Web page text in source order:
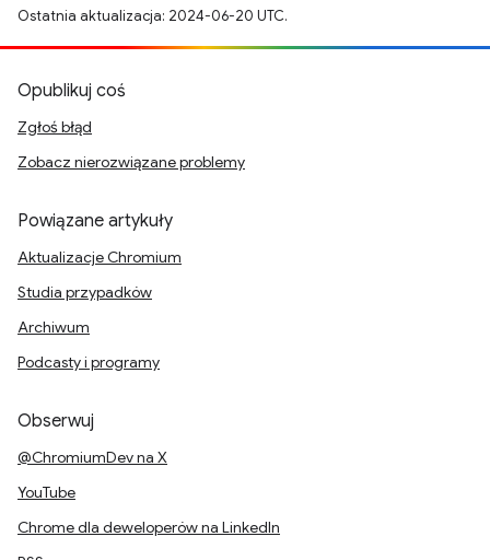
Ostatnia aktualizacja: 2024-06-20 UTC.
Opublikuj coś
Zgłoś błąd
Zobacz nierozwiązane problemy
Powiązane artykuły
Aktualizacje Chromium
Studia przypadków
Archiwum
Podcasty i programy
Obserwuj
@ChromiumDev na X
YouTube
Chrome dla deweloperów na LinkedIn